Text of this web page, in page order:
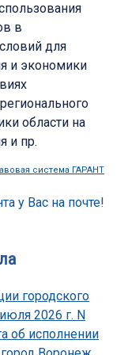
в
для
и экономики
области на
и пр.
система ГАРАНТ
городского
2026 г. N
об исполнении